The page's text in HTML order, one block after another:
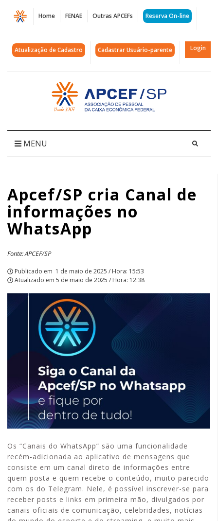
Página
Apcef/SP
cria
informações
WhatsApp
Home FENAE Outras APCEFs Reserva On-line
Atualização de Cadastro Cadastrar Usuário-parente Login
Acessar
página
inicial
MENU
Apcef/SP cria Canal de
informações no
WhatsApp
Fonte: APCEF/SP
Publicado em 1 de maio de 2025 / Hora: 15:53
Atualizado em 5 de maio de 2025 / Hora: 12:38
Os “Canais do WhatsApp” são uma funcionalidade
recém-adicionada ao aplicativo de mensagens que
consiste em um canal direto de informações entre
quem posta e quem recebe o conteúdo, muito parecido
com os do Telegram. Nele, é possível inscrever-se para
receber posts e links em primeira mão, divulgados por
canais oficiais de comunicação, celebridades, notícias